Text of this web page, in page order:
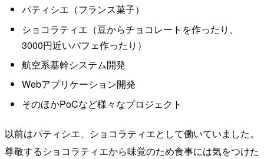
パティシエ（フランス菓子）
ショコラティエ（豆からチョコレートを作ったり、
3000円近いパフェ作ったり）
航空系基幹システム開発
Webアプリケーション開発
そのほかPoCなど様々なプロジェクト
以前はパティシエ、ショコラティエとして働いていました。
尊敬するショコラティエから味覚のため食事には気をつけた